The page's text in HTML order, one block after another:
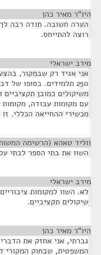
היו"ר מאיר כהן
הערה חשובה. תודה רבה
רוצה להתייחס.
מירב ישראלי
אני אגיד רק שבמקור,
משיקולים כמובן
עם מקומות עבודה,
מכשירי ההחייאה הכללי.
ווליד טאהא (הרשימה
השוו את בתי הספר לבתי
מירב ישראלי
לא. השוו למקומות
שיקולים תקציביים.
היו"ר מאיר כהן
גברתי, אני אחזק את